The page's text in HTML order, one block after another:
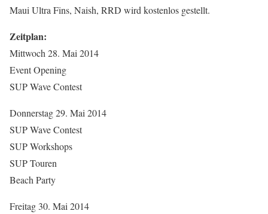
Maui Ultra Fins, Naish, RRD wird kostenlos gestellt.
Zeitplan:
Mittwoch 28. Mai 2014
Event Opening
SUP Wave Contest
Donnerstag 29. Mai 2014
SUP Wave Contest
SUP Workshops
SUP Touren
Beach Party
Freitag 30. Mai 2014